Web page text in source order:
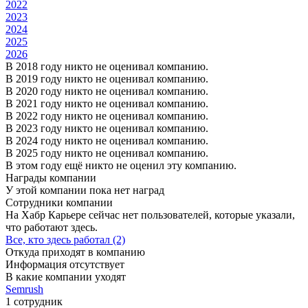
2022
2023
2024
2025
2026
В 2018 году никто не оценивал компанию.
В 2019 году никто не оценивал компанию.
В 2020 году никто не оценивал компанию.
В 2021 году никто не оценивал компанию.
В 2022 году никто не оценивал компанию.
В 2023 году никто не оценивал компанию.
В 2024 году никто не оценивал компанию.
В 2025 году никто не оценивал компанию.
В этом году ещё никто не оценил эту компанию.
Награды компании
У этой компании пока нет наград
Сотрудники компании
На Хабр Карьере сейчас нет пользователей, которые указали,
что работают здесь.
Все, кто здесь работал (2)
Откуда приходят в компанию
Информация отсутствует
В какие компании уходят
Semrush
1 сотрудник